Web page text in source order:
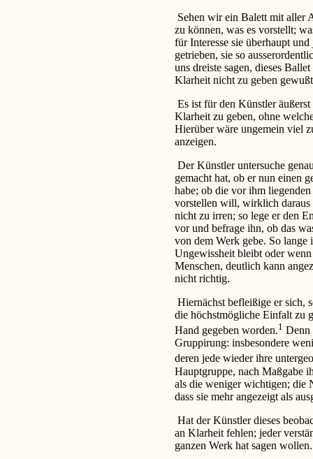
Sehen wir ein Balett mit aller
zu können, was es vorstellt;
für Interesse sie überhaupt
getrieben, sie so
uns dreiste sagen, dieses
Klarheit nicht zu geben
Es ist für den Künstler
Klarheit zu geben, ohne
Hierüber wäre ungemein viel
anzeigen.
Der Künstler untersuche
gemacht hat, ob er nun einen
habe; ob die vor ihm liegenden
vorstellen will, wirklich daraus
nicht zu irren; so lege er den
vor und befrage ihn, ob das
von dem Werk gebe. So lange
Ungewissheit bleibt oder
Menschen, deutlich kann
nicht richtig.
Hiernächst befleißige er sich,
die höchstmögliche Einfalt zu
Hand gegeben worden.1 Denn
Gruppirung: insbesondere
deren jede wieder ihre
Hauptgruppe, nach Maßgabe
als die weniger wichtigen; die
dass sie mehr angezeigt als
Hat der Künstler dieses
an Klarheit fehlen; jeder
ganzen Werk hat sagen wollen.